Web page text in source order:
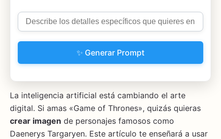
✨ Generar Prompt
La inteligencia artificial está cambiando el arte
digital. Si amas «Game of Thrones», quizás quieras
crear imagen de personajes famosos como
Daenerys Targaryen. Este artículo te enseñará a usar